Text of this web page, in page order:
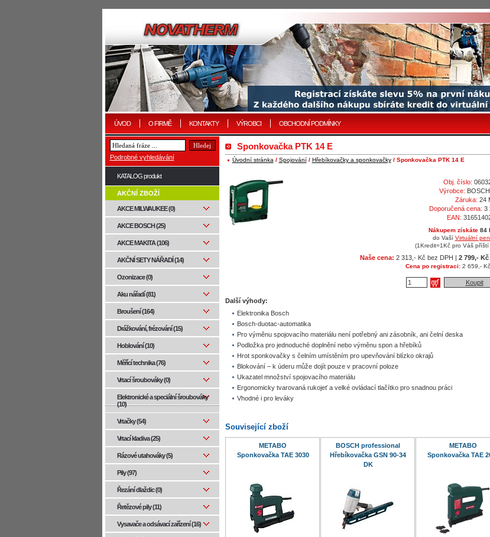
ÚVOD O FIRMĚ KONTAKTY VÝROBCI OBCHODNÍ PODMÍNKY
Sponkovačka PTK 14 E
Úvodní stránka / Spojování/ Hřebíkovačky a sponkovačky/ Sponkovačka PTK 14 E
Obj. číslo:
Výrobce:
Záruka: 24
Doporučená cena: 3
EAN:
Nákupem získáte84
do Vaší Virtuální
(1Kredit=1Kč pro Váš příští
Naše cena: 2 313,- Kč bez DPH | 2 799,- Kč
Cena po registraci:2 659,-
Koupit
Další výhody:
Elektronika Bosch
Bosch-duotac-automatika
Pro výměnu spojovacího materiálu není potřebný ani zásobník, ani čelní deska
Podložka pro jednoduché doplnění nebo výměnu spon a hřebíků
Hrot sponkovačky s čelním umístěním pro upevňování blízko okrajů
Blokování – k úderu může dojít pouze v pracovní poloze
Ukazatel množství spojovacího materiálu
Ergonomicky tvarovaná rukojeť a velké ovládací tlačítko pro snadnou práci
Vhodné i pro leváky
Související zboží
METABO
Sponkovačka TAE 3030
BOSCH professional
Hřebíkovačka GSN 90-34
DK
METABO
Sponkovačka TAE
Podrobné vyhledávání
KATALOG produkt
AKČNÍ ZBOŽÍ
AKCE MILWAUKEE (0)
AKCE BOSCH (25)
AKCE MAKITA (106)
AKČNÍ SETY NÁŘADÍ (14)
Ozonizace (0)
Aku nářadí (81)
Broušení (164)
Drážkování, frézování (15)
Hoblování (10)
Měřící technika (76)
Vrtací šroubováky (0)
Elektronické a speciální šroubováky
(10)
Vrtačky (54)
Vrtací kladiva (25)
Rázové utahováky (5)
Pily (97)
Řezání dlaždic (0)
Řetězové pily (11)
Vysavače a odsávací zařízení (16)